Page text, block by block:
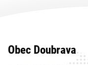
Obec Doubrava